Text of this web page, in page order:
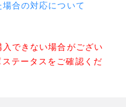
合の対応について
できない場合がござい
テータスをご確認くだ